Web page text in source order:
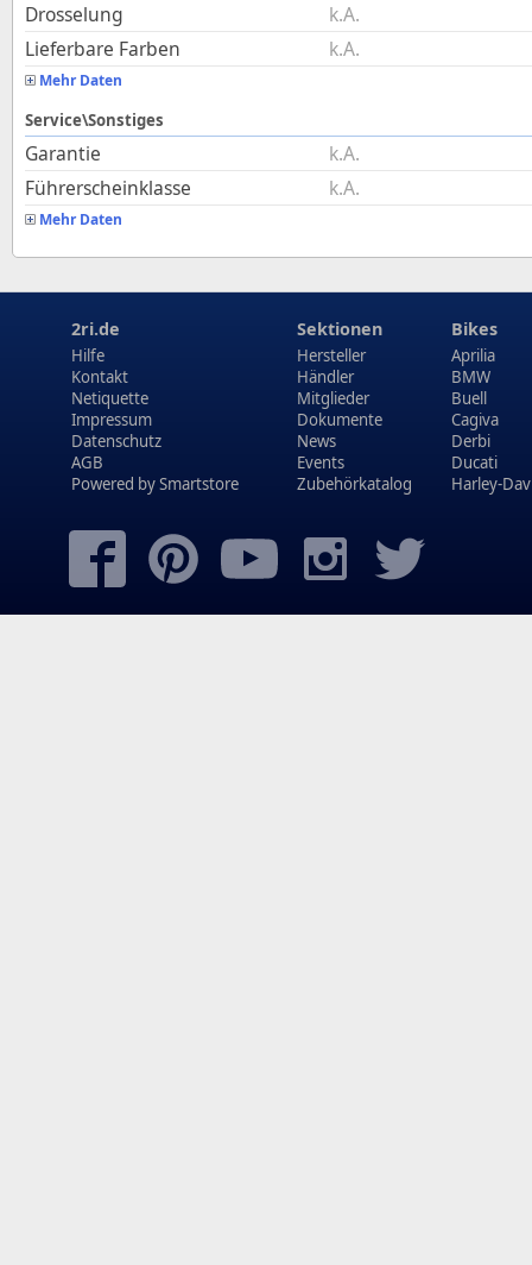
Drosselung
k.A.
Lieferbare Farben
k.A.
Mehr Daten
Service\Sonstiges
Garantie
k.A.
Führerscheinklasse
k.A.
Mehr Daten
2ri.de
Hilfe
Kontakt
Netiquette
Impressum
Datenschutz
AGB
Powered bySmartstore
Sektionen
Hersteller
Händler
Mitglieder
Dokumente
News
Events
Zubehörkatalog
Bikes
Aprilia
BMW
Buell
Cagiva
Derbi
Ducati
Harley-